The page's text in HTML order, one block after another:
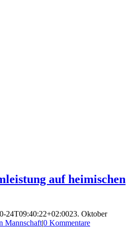
auf heimischen
24T09:40:22+02:0023. Oktober
Mannschaft|0 Kommentare